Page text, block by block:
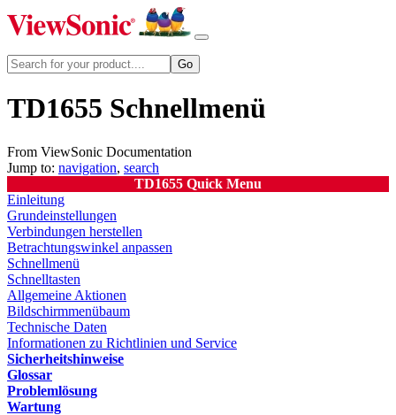
TD1655 Schnellmenü
From ViewSonic Documentation
Jump to: navigation, search
TD1655 Quick Menu
Einleitung
Grundeinstellungen
Verbindungen herstellen
Betrachtungswinkel anpassen
Schnellmenü
Schnelltasten
Allgemeine Aktionen
Bildschirmmenübaum
Technische Daten
Informationen zu Richtlinien und Service
Sicherheitshinweise
Glossar
Problemlösung
Wartung